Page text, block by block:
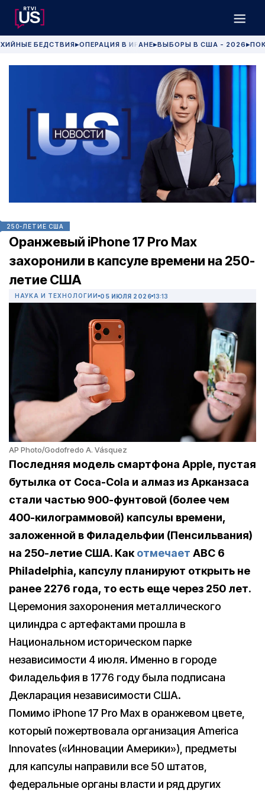
БЕДСТВИЯ▶ОПЕРАЦИЯ В ИРАНЕ▶ВЫБОРЫ В США - 2026 ▶
250-ЛЕТИЕ США
Оранжевый iPhone 17 Pro Max
захоронили в капсуле времени на 250-
летие США
НАУКА И ТЕХНОЛОГИИ 05 ИЮЛЯ 2026 13:13
AP Photo/Godofredo A. Vásquez
Последняя модель смартфона Apple, пустая
бутылка от Coca-Cola и алмаз из Арканзаса
стали частью 900-фунтовой (более чем
400-килограммовой) капсулы времени,
заложенной в Филадельфии (Пенсильвания)
на 250-летие США. Какотмечает ABC 6
Philadelphia, капсулу планируют открыть не
ранее 2276 года, то есть еще через 250 лет.
Церемония захоронения металлического
цилиндра с артефактами прошла в
Национальном историческом парке
независимости 4 июля. Именно в городе
Филадельфия в 1776 году была подписана
Декларация независимости США.
Помимо iPhone 17 Pro Max в оранжевом цвете,
который пожертвовала организация America
Innovates («Инновации Америки»), предметы
для капсулы направили все 50 штатов,
федеральные органы власти и ряд других